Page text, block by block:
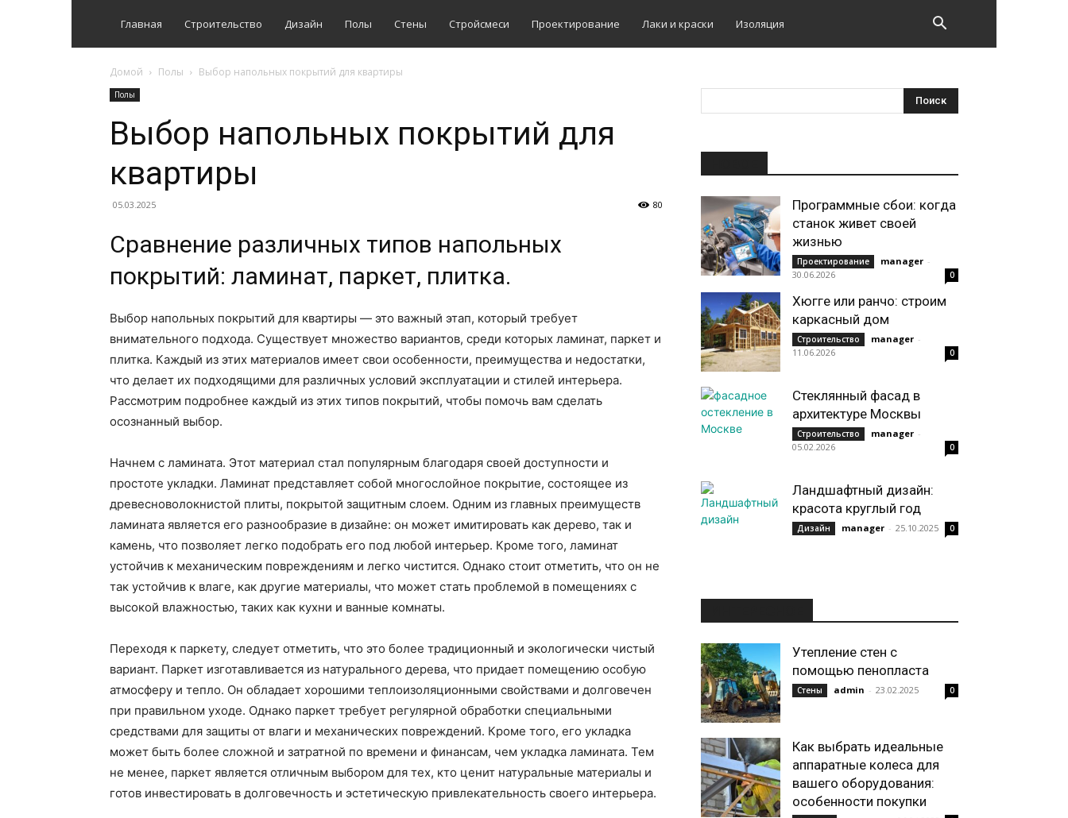
Главная Строительство Дизайн Полы Стены Стройсмеси Проектирование Лаки и краски Изоляция
Домой Полы Выбор напольных покрытий для квартиры
Полы
Выбор напольных покрытий для
квартиры
05.03.2025 80
Сравнение различных типов напольных
покрытий: ламинат, паркет, плитка.
Выбор напольных покрытий для квартиры — это важный этап, который требует
внимательного подхода. Существует множество вариантов, среди которых ламинат, паркет и
плитка. Каждый из этих материалов имеет свои особенности, преимущества и недостатки,
что делает их подходящими для различных условий эксплуатации и стилей интерьера.
Рассмотрим подробнее каждый из этих типов покрытий, чтобы помочь вам сделать
осознанный выбор.
Начнем с ламината. Этот материал стал популярным благодаря своей доступности и
простоте укладки. Ламинат представляет собой многослойное покрытие, состоящее из
древесноволокнистой плиты, покрытой защитным слоем. Одним из главных преимуществ
ламината является его разнообразие в дизайне: он может имитировать как дерево, так и
камень, что позволяет легко подобрать его под любой интерьер. Кроме того, ламинат
устойчив к механическим повреждениям и легко чистится. Однако стоит отметить, что он не
так устойчив к влаге, как другие материалы, что может стать проблемой в помещениях с
высокой влажностью, таких как кухни и ванные комнаты.
Переходя к паркету, следует отметить, что это более традиционный и экологически чистый
вариант. Паркет изготавливается из натурального дерева, что придает помещению особую
атмосферу и тепло. Он обладает хорошими теплоизоляционными свойствами и долговечен
при правильном уходе. Однако паркет требует регулярной обработки специальными
средствами для защиты от влаги и механических повреждений. Кроме того, его укладка
может быть более сложной и затратной по времени и финансам, чем укладка ламината. Тем
не менее, паркет является отличным выбором для тех, кто ценит натуральные материалы и
готов инвестировать в долговечность и эстетическую привлекательность своего интерьера.
Программные сбои: когда
станок живет своей
жизнью
Проектирование manager -
30.06.2026
0
Хюгге или ранчо: строим
каркасный дом
Строительство manager -
11.06.2026
0
Стеклянный фасад в
архитектуре Москвы
Строительство manager -
05.02.2026
0
Ландшафтный дизайн:
красота круглый год
Дизайн manager - 25.10.2025 0
Утепление стен с
помощью пенопласта
Стены admin - 23.02.2025 0
Как выбрать идеальные
аппаратные колеса для
вашего оборудования:
особенности покупки